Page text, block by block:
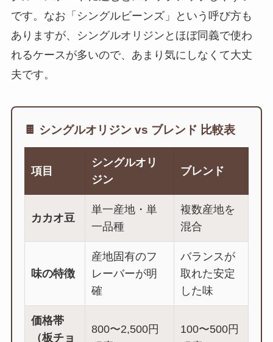
です。なお「シングルビーンズ」という呼び方も
ありますが、シングルオリジンとほぼ同義で使わ
れるケースが多いので、あまり気にしなくて大丈
夫です。
🍫 シングルオリジン vs ブレンド 比較表
項目
シングルオリ
ジン
ブレンド
カカオ豆
単一産地・単
一品種
複数産地を
混合
味の特徴
産地固有のフ
レーバーが明
確
バランスが
取れた安定
した味
価格帯
（板チョ
800〜2,500円
100〜500円